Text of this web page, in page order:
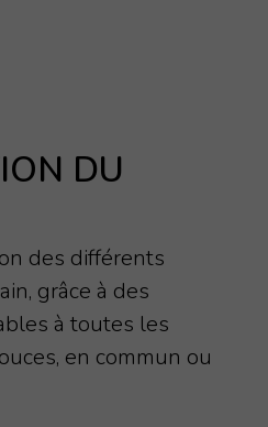
DU
des différents
grâce à des
à toutes les
en commun ou